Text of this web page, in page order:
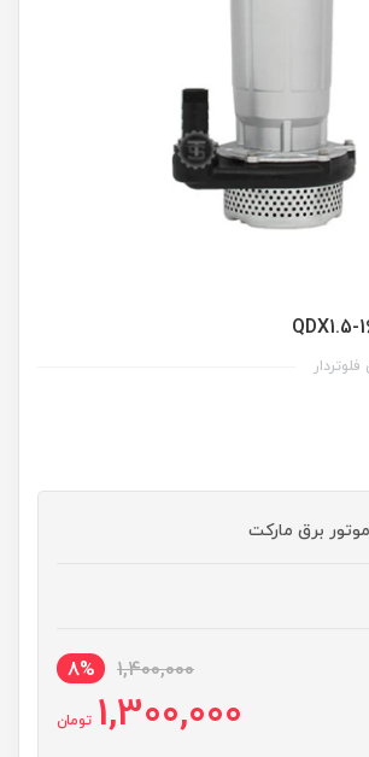
برق مارکت
1,400,000
8%
1,300,000 تومان